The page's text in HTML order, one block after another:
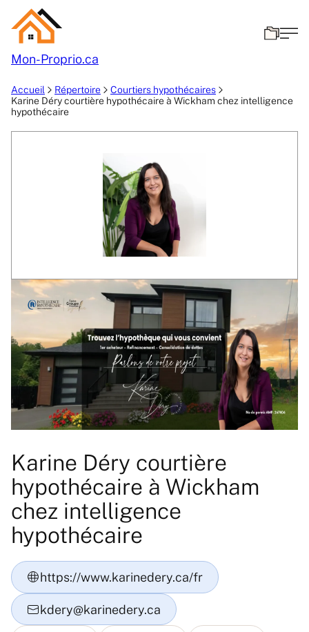
Mon-Proprio.ca
Accueil Répertoire
Courtiers hypothécaires
Karine Déry courtière hypothécaire à Wickham chez intelligence
hypothécaire
Karine Déry courtière
hypothécaire à Wickham
chez intelligence
hypothécaire